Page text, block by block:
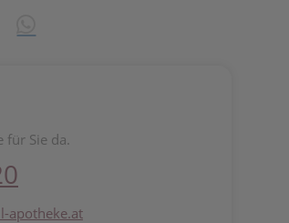
für Sie da.
apotheke.at